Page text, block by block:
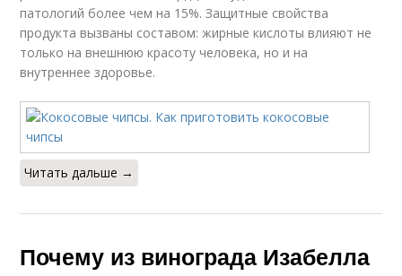
патологий более чем на 15%. Защитные свойства
продукта вызваны составом: жирные кислоты влияют не
только на внешнюю красоту человека, но и на
внутреннее здоровье.
Читать дальше →
Почему из винограда Изабелла